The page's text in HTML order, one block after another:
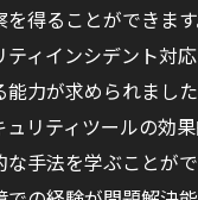
得ることができま
ィインシデント対
力が求められまし
リティツールの効
手法を学ぶことが